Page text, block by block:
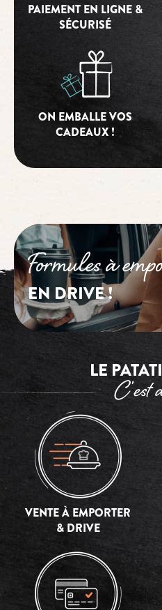
PAIEMENT EN LIGNE &
SÉCURISÉ
ON EMBALLE VOS
CADEAUX !
Formules à
EN DRIVE !
LE
C’est
VENTE À EMPORTER
& DRIVE